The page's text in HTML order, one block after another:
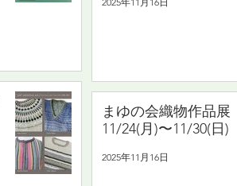
まゆの会織物作品展
11/24(月)〜11/30(日)
2025年11月16日